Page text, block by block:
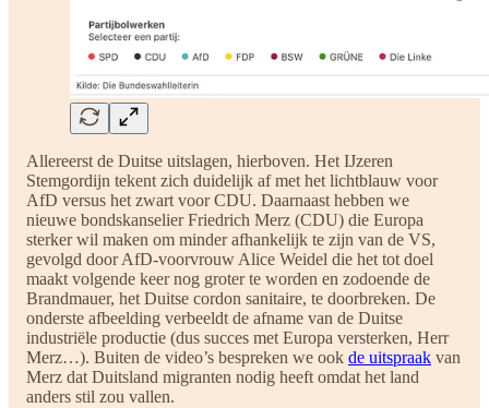
Allereerst de Duitse uitslagen, hierboven. Het IJzeren
Stemgordijn tekent zich duidelijk af met het lichtblauw voor
AfD versus het zwart voor CDU. Daarnaast hebben we
nieuwe bondskanselier Friedrich Merz (CDU) die Europa
sterker wil maken om minder afhankelijk te zijn van de VS,
gevolgd door AfD-voorvrouw Alice Weidel die het tot doel
maakt volgende keer nog groter te worden en zodoende de
Brandmauer, het Duitse cordon sanitaire, te doorbreken. De
onderste afbeelding verbeeldt de afname van de Duitse
industriële productie (dus succes met Europa versterken, Herr
Merz…). Buiten de video’s bespreken we ook de uitspraak van
Merz dat Duitsland migranten nodig heeft omdat het land
anders stil zou vallen.